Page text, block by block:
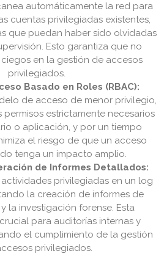
automáticamente la red para
cuentas privilegiadas existentes,
que puedan haber sido olvidadas
Esto garantiza que no
en la gestión de accesos
privilegiados.
Basado en Roles (RBAC):
de acceso de menor privilegio,
estrictamente necesarios
o aplicación, y por un tiempo
el riesgo de que un acceso
tenga un impacto amplio.
de Informes Detallados:
privilegiadas en un log
la creación de informes de
la investigación forense. Esta
para auditorías internas y
el cumplimiento de la gestión
privilegiados.